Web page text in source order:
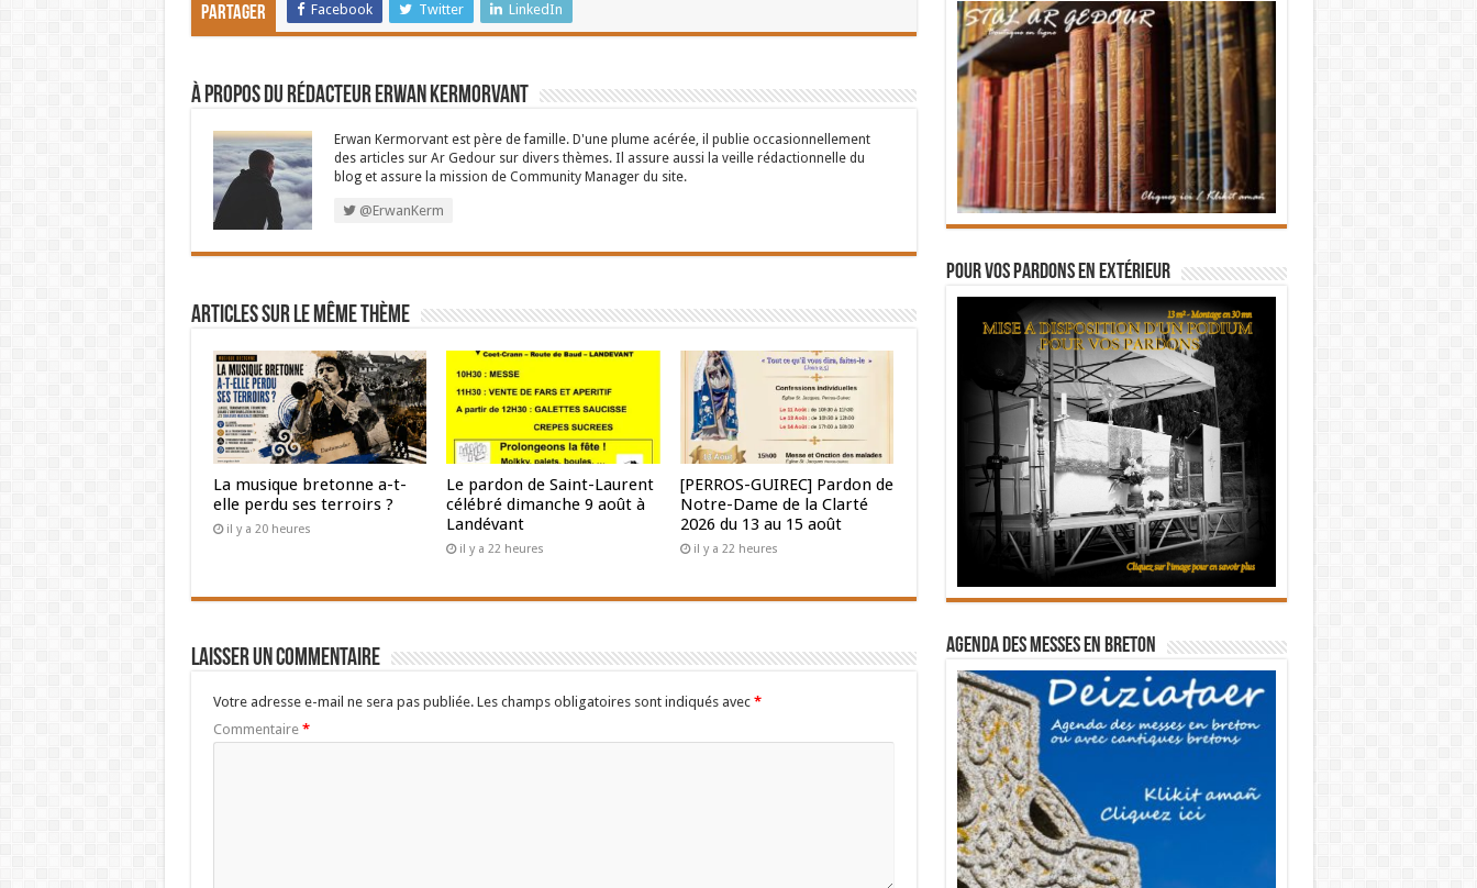
Partager Facebook Twitter LinkedIn
À propos du rédacteur Erwan Kermorvant
Erwan Kermorvant est père de famille. D'une plume acérée, il publie occasionnellement
des articles sur Ar Gedour sur divers thèmes. Il assure aussi la veille rédactionnelle du
blog et assure la mission de Community Manager du site.
@ErwanKerm
Articles sur le même thème
La musique bretonne a-t-
elle perdu ses terroirs ?
il y a 20 heures
Le pardon de Saint-Laurent
célébré dimanche 9 août à
Landévant
il y a 22 heures
[PERROS-GUIREC] Pardon de
Notre-Dame de la Clarté
2026 du 13 au 15 août
il y a 22 heures
Laisser un commentaire
Votre adresse e-mail ne sera pas publiée. Les champs obligatoires sont indiqués avec *
Commentaire *
Pour vos pardons en extérieur
Agenda des messes en breton